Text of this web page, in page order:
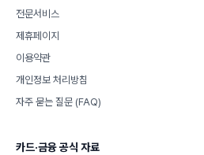
전문서비스
제휴페이지
이용약관
개인정보 처리방침
자주 묻는 질문 (FAQ)
카드·금융 공식 자료